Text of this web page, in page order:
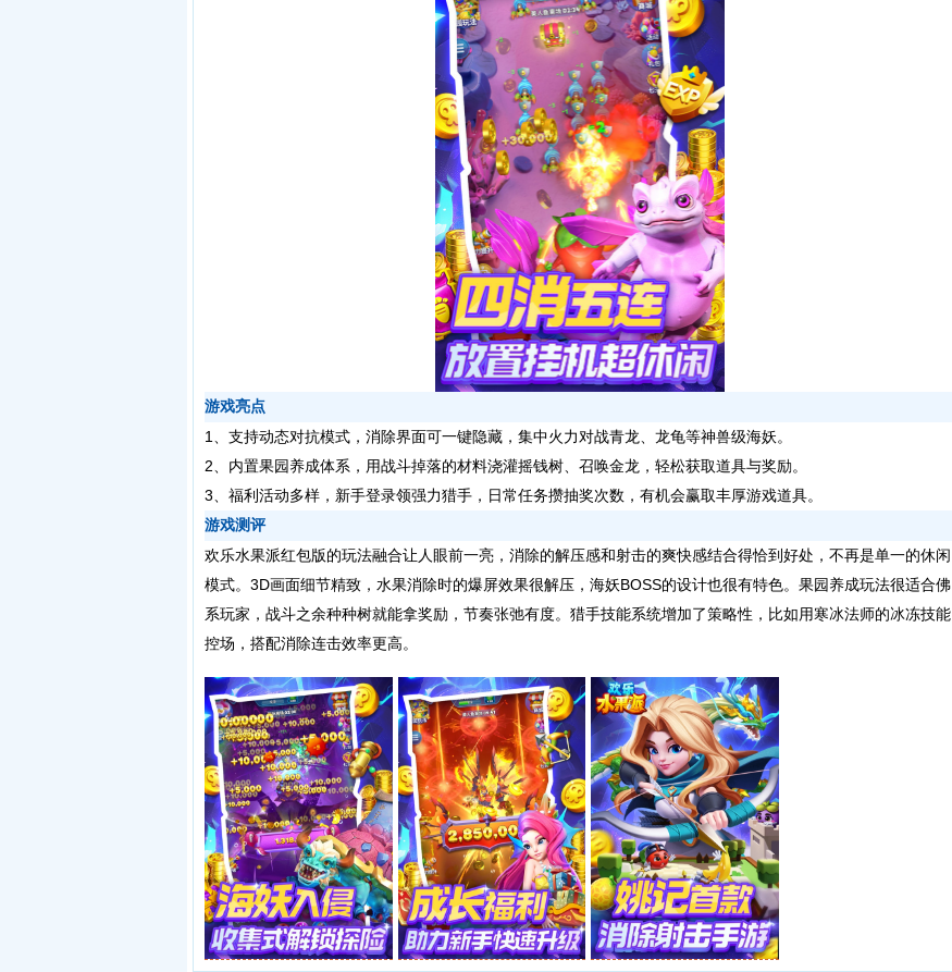
游戏亮点
1、支持动态对抗模式，消除界面可一键隐藏，集中火力对战青龙、龙龟等神兽级海妖。
2、内置果园养成体系，用战斗掉落的材料浇灌摇钱树、召唤金龙，轻松获取道具与奖励。
3、福利活动多样，新手登录领强力猎手，日常任务攒抽奖次数，有机会赢取丰厚游戏道具。
游戏测评
欢乐水果派红包版的玩法融合让人眼前一亮，消除的解压感和射击的爽快感结合得恰到好处，不再是单一的休闲
模式。3D画面细节精致，水果消除时的爆屏效果很解压，海妖BOSS的设计也很有特色。果园养成玩法很适合佛
系玩家，战斗之余种种树就能拿奖励，节奏张弛有度。猎手技能系统增加了策略性，比如用寒冰法师的冰冻技能
控场，搭配消除连击效率更高。